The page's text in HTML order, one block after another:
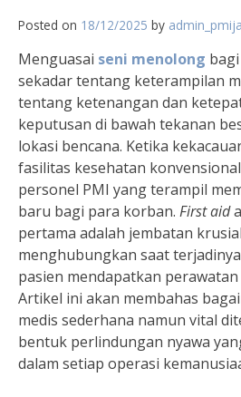
Posted on 18/12/2025 by
Menguasai seni menolong
sekadar tentang keterampilan
tentang ketenangan dan
keputusan di bawah tekanan
lokasi bencana. Ketika
fasilitas kesehatan
personel PMI yang terampil
baru bagi para korban. First aid
pertama adalah jembatan
menghubungkan saat
pasien mendapatkan
Artikel ini akan membahas
medis sederhana namun vital
bentuk perlindungan nyawa
dalam setiap operasi